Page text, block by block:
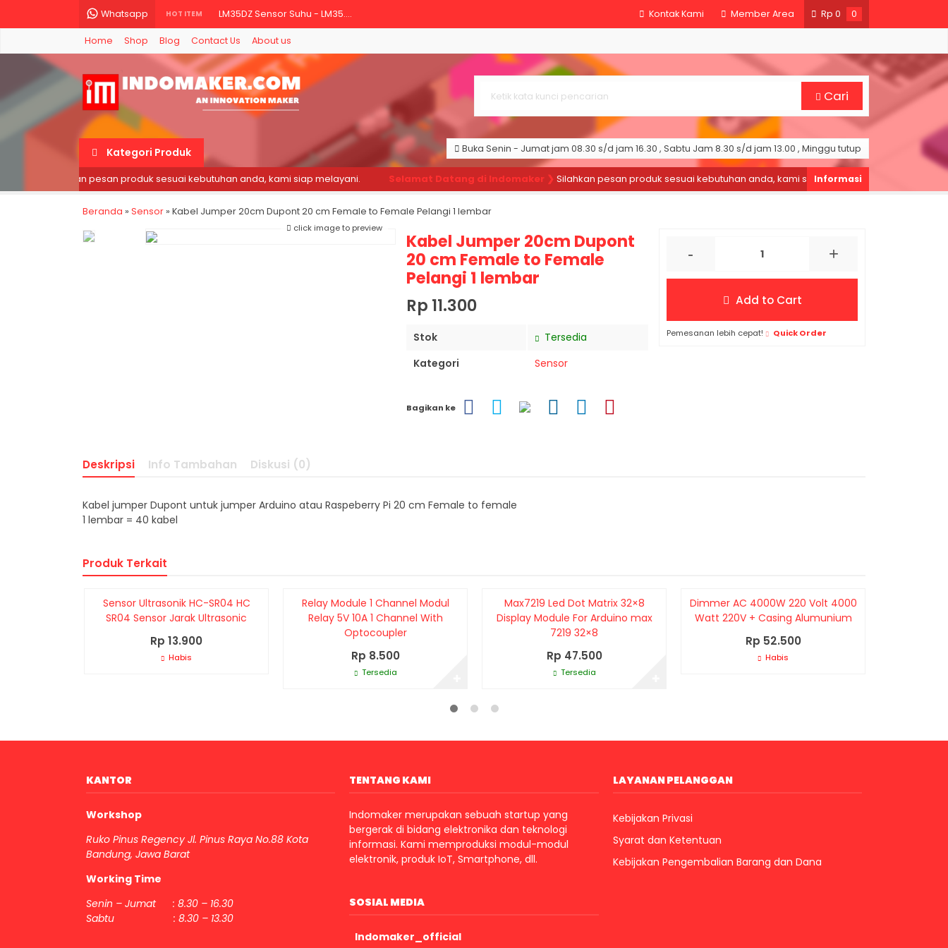
Whatsapp HOT ITEM LM35DZ Sensor Suhu - LM35....
LM2596 Module Step Down DC-DC Ultra compact in 3-4....
Tilt Sensor SW-520D Module Modul Sensor Kemiringan....
TANG CRIMPING PRESS SKUN RATCHET YTH SN-48B....
Potensiometer 10K - Mono Potensio Meter Linear Res....
Raspberry Pi 4 Model B 4GB Original UK E14 Raspi 4....
Kabel Jumper 10cm Dupont Pelangi 10 cm Female to F....
10X RESISTOR 1K 1KOHM 1/4W 1% METAL FILM....
Kontak Kami Member Area Rp 0 0
Home Shop Blog Contact Us About us
Cari
Kategori Produk Buka Senin - Jumat jam 08.30 s/d jam 16.30 , Sabtu Jam 8.30 s/d jam 13.00 , Minggu tutup
Silahkan pesan produk sesuai kebutuhan anda, kami siap melayani. Selamat Datang di Indomaker ❯Silahkan pesan produk sesuai kebutuhan anda, kami siap melayani.
Beranda » Sensor » Kabel Jumper 20cm Dupont 20 cm Female to Female Pelangi 1 lembar
click image to preview
Kabel Jumper 20cm Dupont
20 cm Female to Female
Pelangi 1 lembar
Rp 11.300
Stok
Tersedia
Kategori
Sensor
- +
Add to Cart
Pemesanan lebih cepat! Quick Order
Bagikan ke
Deskripsi Info Tambahan Diskusi (0)
Kabel jumper Dupont untuk jumper Arduino atau Raspeberry Pi 20 cm Female to female
1 lembar = 40 kabel
Produk Terkait
Sensor Ultrasonik HC-SR04 HC
SR04 Sensor Jarak Ultrasonic
Rp 13.900
Habis
Relay Module 1 Channel Modul
Relay 5V 10A 1 Channel With
Optocoupler
Rp 8.500
Tersedia
Max7219 Led Dot Matrix 32×8
Display Module For Arduino max
7219 32×8
Rp 47.500
Tersedia
Dimmer AC 4000W 220 Volt 4000
Watt 220V + Casing Alumunium
Rp 52.500
Habis
KANTOR
Workshop
Ruko Pinus Regency Jl. Pinus Raya No.88 Kota
Bandung, Jawa Barat
Working Time
Senin – Jumat : 8.30 – 16.30
Sabtu : 8.30 – 13.30
TENTANG KAMI
Indomaker merupakan sebuah startup yang
bergerak di bidang elektronika dan teknologi
informasi. Kami memproduksi modul-modul
elektronik, produk IoT, Smartphone, dll.
SOSIAL MEDIA
Indomaker_official
LAYANAN PELANGGAN
Kebijakan Privasi
Syarat dan Ketentuan
Kebijakan Pengembalian Barang dan Dana